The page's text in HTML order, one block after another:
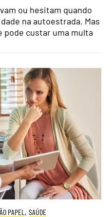
ou hesitam quando
na autoestrada. Mas
pode custar uma multa
PAPEL , SAÚDE